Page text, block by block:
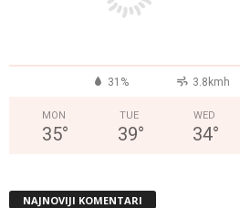
31% 3.8kmh
MON
35°
TUE
39°
WED
34°
NAJNOVIJI KOMENTARI